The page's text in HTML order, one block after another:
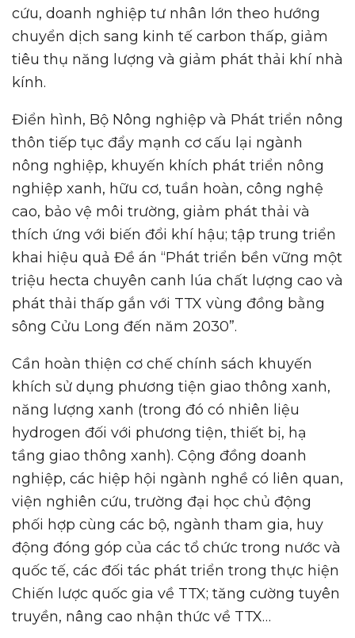
cứu, doanh nghiệp tư nhân lớn theo hướng
chuyển dịch sang kinh tế carbon thấp, giảm
tiêu thụ năng lượng và giảm phát thải khí nhà
kính.
Điển hình, Bộ Nông nghiệp và Phát triển nông
thôn tiếp tục đẩy mạnh cơ cấu lại ngành
nông nghiệp, khuyến khích phát triển nông
nghiệp xanh, hữu cơ, tuần hoàn, công nghệ
cao, bảo vệ môi trường, giảm phát thải và
thích ứng với biến đổi khí hậu; tập trung triển
khai hiệu quả Đề án “Phát triển bền vững một
triệu hecta chuyên canh lúa chất lượng cao và
phát thải thấp gắn với TTX vùng đồng bằng
sông Cửu Long đến năm 2030”.
Cần hoàn thiện cơ chế chính sách khuyến
khích sử dụng phương tiện giao thông xanh,
năng lượng xanh (trong đó có nhiên liệu
hydrogen đối với phương tiện, thiết bị, hạ
tầng giao thông xanh). Cộng đồng doanh
nghiệp, các hiệp hội ngành nghề có liên quan,
viện nghiên cứu, trường đại học chủ động
phối hợp cùng các bộ, ngành tham gia, huy
động đóng góp của các tổ chức trong nước và
quốc tế, các đối tác phát triển trong thực hiện
Chiến lược quốc gia về TTX; tăng cường tuyên
truyền, nâng cao nhận thức về TTX…